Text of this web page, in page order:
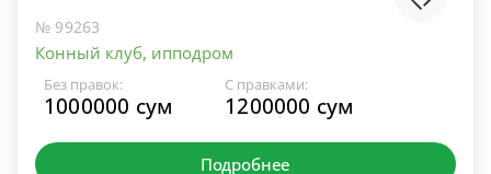
№ 99263
Конный клуб, ипподром
Без правок:
1000000 сум
С правками:
1200000 сум
Подробнее